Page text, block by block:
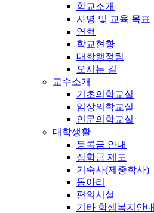
학교소개
사명 및 교육 목표
연혁
학교현황
대학행정팀
오시는 길
교수소개
기초의학교실
임상의학교실
인문의학교실
대학생활
등록금 안내
장학금 제도
기숙사(제중학사)
동아리
편의시설
기타 학생복지안내